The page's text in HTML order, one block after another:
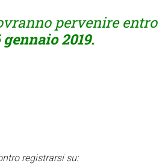
pervenire entro
gennaio 2019.
registrarsi su: